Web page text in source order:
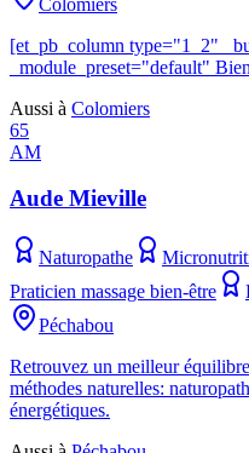
[et_pb_column type="1_2"
_module_preset="default"
Aussi à Colomiers
65
AM
Aude Mieville
Naturopathe
Praticien massage bien-être
Péchabou
Retrouvez un meilleur
méthodes naturelles:
énergétiques.